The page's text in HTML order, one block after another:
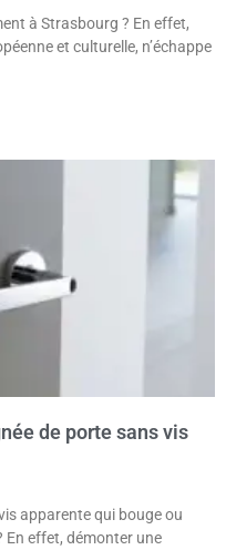
à Strasbourg ? En effet,
et culturelle, n’échappe
de porte sans vis
apparente qui bouge ou
En effet, démonter une